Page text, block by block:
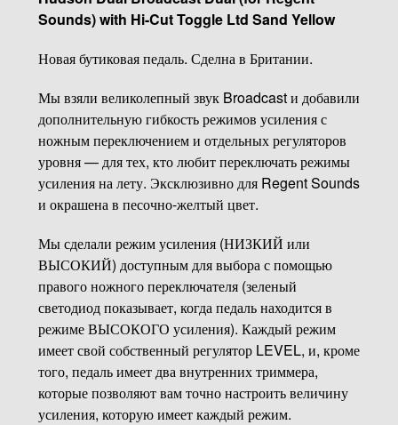
Sounds) with Hi-Cut Toggle Ltd Sand Yellow
Новая бутиковая педаль. Сделна в Британии.
Мы взяли великолепный звук Broadcast и добавили
дополнительную гибкость режимов усиления с
ножным переключением и отдельных регуляторов
уровня — для тех, кто любит переключать режимы
усиления на лету. Эксклюзивно для Regent Sounds
и окрашена в песочно-желтый цвет.
Мы сделали режим усиления (НИЗКИЙ или
ВЫСОКИЙ) доступным для выбора с помощью
правого ножного переключателя (зеленый
светодиод показывает, когда педаль находится в
режиме ВЫСОКОГО усиления). Каждый режим
имеет свой собственный регулятор LEVEL, и, кроме
того, педаль имеет два внутренних триммера,
которые позволяют вам точно настроить величину
усиления, которую имеет каждый режим.